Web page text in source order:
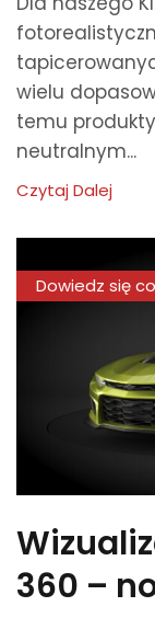
wielu
temu
neutralnym...
Czytaj Dalej
Dowiedz się
360 –